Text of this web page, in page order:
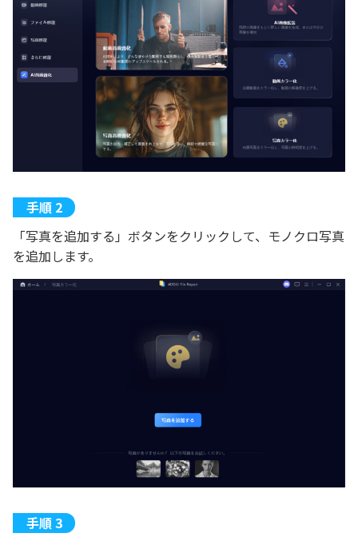
「写真を追加する」ボタンをクリックして、モノクロ写真
を追加します。